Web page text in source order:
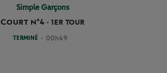
Simple Garçons
Court n°4 - 1ER TOUR
TERMINÉ - 00h49